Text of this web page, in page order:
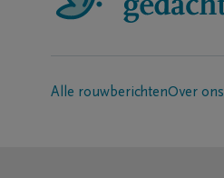
Alle rouwberichtenOver ons